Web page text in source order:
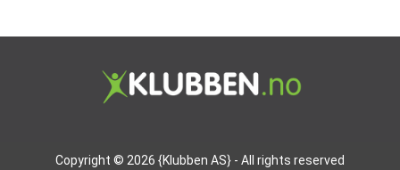
Copyright © 2026 {Klubben AS} - All rights reserved